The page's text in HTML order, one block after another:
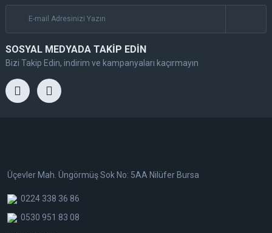
SOSYAL MEDYADA TAKİP EDİN
Bizi Takip Edin, indirim ve kampanyaları kaçırmayın
Üçevler Mah. Üngörmüş Sok No: 5AA Nilüfer Bursa
0224 338 36 86
0530 951 83 08